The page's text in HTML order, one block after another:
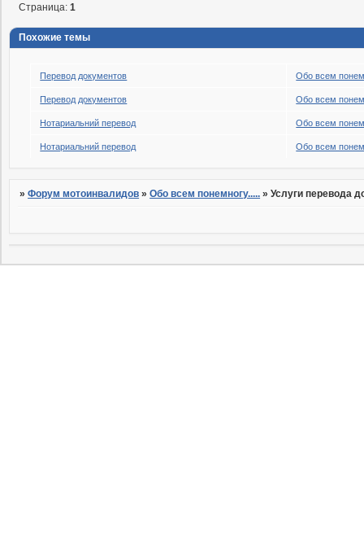
Страница:1
Похожие темы
Перевод документов Обо всем
Перевод документов Обо всем
Нотариальний перевод Обо всем
Нотариальний перевод Обо всем
»Форум мотоинвалидов »Обо всем понемногу..... »Услуги перевода